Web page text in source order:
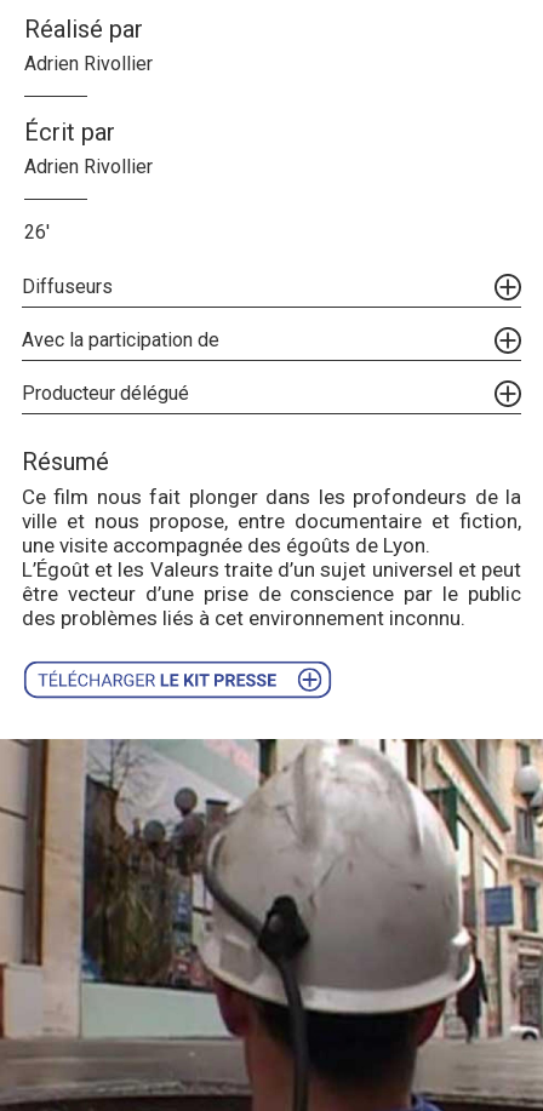
Réalisé par
Adrien Rivollier
Écrit par
Adrien Rivollier
26'
Diffuseurs
Avec la participation de
Producteur délégué
Résumé
Ce film nous fait plonger dans les profondeurs de la
ville et nous propose, entre documentaire et fiction,
une visite accompagnée des égoûts de Lyon.
L’Égoût et les Valeurs traite d’un sujet universel et peut
être vecteur d’une prise de conscience par le public
des problèmes liés à cet environnement inconnu.